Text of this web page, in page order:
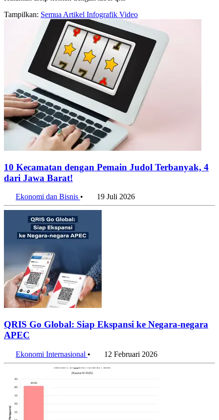
Semua Artikel Infografik Video
10 Kecamatan dengan Pemain Judol Terbanyak, 4
Ekonomi dan Bisnis• 19 Juli 2026
QRIS Go Global: Siap Ekspansi ke Negara-negara
Ekonomi Internasional• 12 Februari 2026